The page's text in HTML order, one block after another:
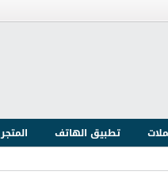
تطبيق الهاتف
المتجر